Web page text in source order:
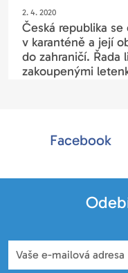
2. 4. 2020
Česká republika
v karanténě a její
do zahraničí. Řada
zakoupenými
Facebook